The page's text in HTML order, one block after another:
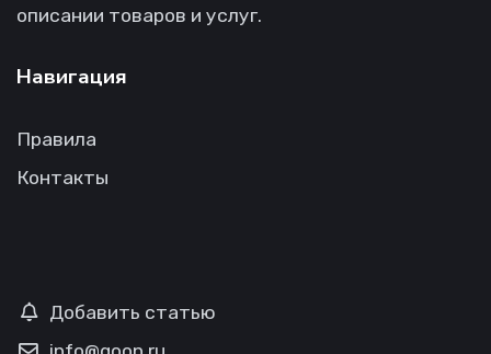
описании товаров и услуг.
Навигация
Правила
Контакты
Добавить статью